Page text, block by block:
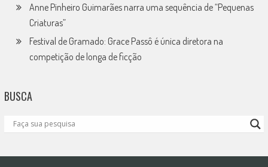
Anne Pinheiro Guimarães narra uma sequência de “Pequenas
Criaturas”
Festival de Gramado: Grace Passô é única diretora na
competição de longa de ficção
BUSCA